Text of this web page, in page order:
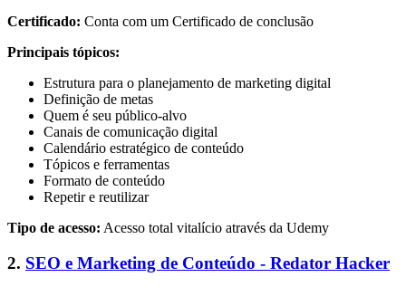
Certificado: Conta com um Certificado de conclusão
Principais tópicos:
Estrutura para o planejamento de marketing digital
Definição de metas
Quem é seu público-alvo
Canais de comunicação digital
Calendário estratégico de conteúdo
Tópicos e ferramentas
Formato de conteúdo
Repetir e reutilizar
Tipo de acesso: Acesso total vitalício através da Udemy
2. SEO e Marketing de Conteúdo - Redator Hacker